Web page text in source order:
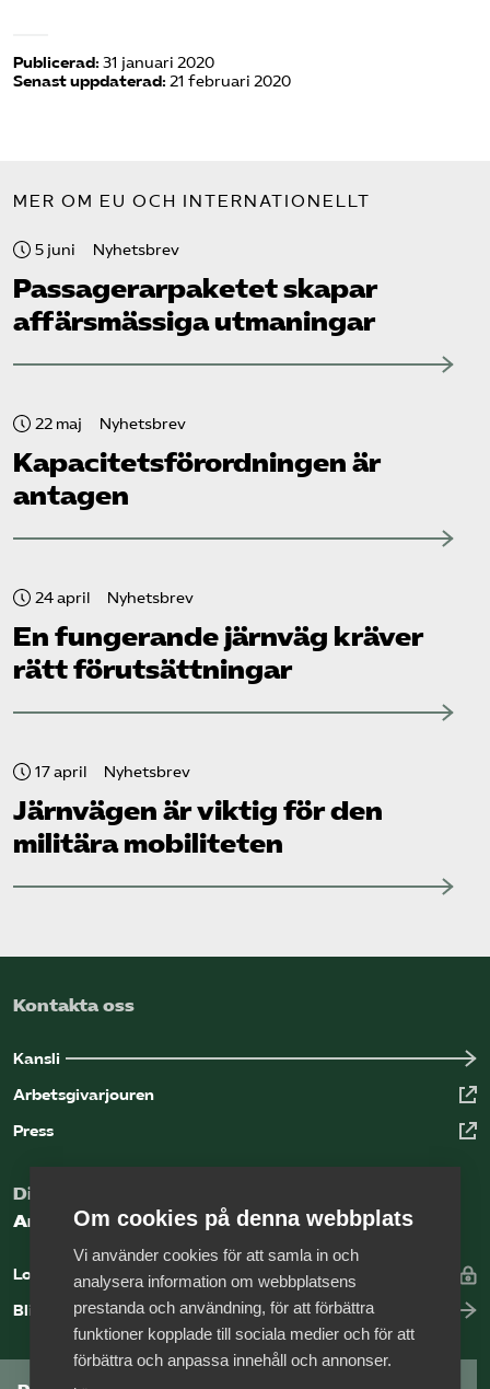
Publicerad: 31 januari 2020
Senast uppdaterad: 21 februari 2020
MER OM EU OCH INTERNATIONELLT
5 juni Nyhetsbrev
Passagerarpaketet skapar
affärsmässiga utmaningar
22 maj Nyhetsbrev
Kapacitets­förordningen är
antagen
24 april Nyhetsbrev
En fungerande järnväg kräver
rätt förutsättningar
17 april Nyhetsbrev
Järnvägen är viktig för den
militära mobiliteten
Kontakta oss
Kansli
Arbetsgivarjouren
Press
Digital kunskapsbank för arbetsgivare
Arbetsgivarguiden
Logga in
Bli medlem
Om cookies på denna webbplats
Vi använder cookies för att samla in och
analysera information om webbplatsens
prestanda och användning, för att förbättra
funktioner kopplade till sociala medier och för att
förbättra och anpassa innehåll och annonser.